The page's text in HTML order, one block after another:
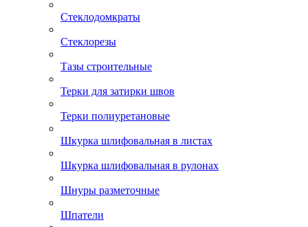
Стеклодомкраты
Стеклорезы
Тазы строительные
Терки для затирки швов
Терки полиуретановые
Шкурка шлифовальная в листах
Шкурка шлифовальная в рулонах
Шнуры разметочные
Шпатели